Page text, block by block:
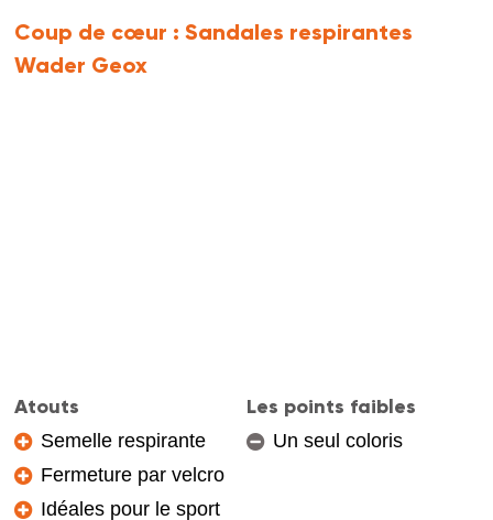
Coup de cœur :Sandales respirantes
Wader Geox
Atouts
Semelle respirante
Fermeture par velcro
Idéales pour le sport
Les points faibles
Un seul coloris